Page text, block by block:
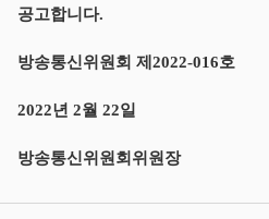
공고합니다.
방송통신위원회 제2022-016호
2022년 2월 22일
방송통신위원회위원장